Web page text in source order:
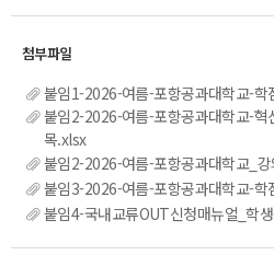
붙임1-2026-여름-포항공과대학교-
붙임2-2026-여름-포항공과대학교-혁
목.xlsx
붙임2-2026-여름-포항공과대학교_
붙임3-2026-여름-포항공과대학교-
붙임4-국내교류OUT신청매뉴얼_학